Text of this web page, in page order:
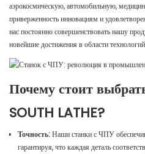
аэрокосмическую, автомобильную,
приверженность инновациям и
нас постоянно совершенствовать нашу
новейшие достижения в области
Почему стоит
SOUTH LATHE?
Точность:Наши станки с ЧПУ
гарантируя, что каждая деталь